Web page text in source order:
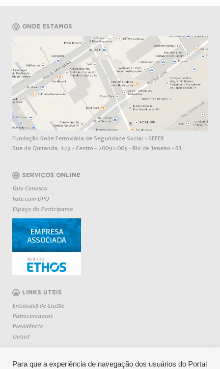
ONDE ESTAMOS
Fundação Rede Ferroviária de Seguridade Social - REFER
Rua da Quitanda, 173 - Centro - 20091-005 - Rio de Janeiro - RJ.
SERVIÇOS ONLINE
Fale Conosco
Fale com DPO
Espaço do Participante
LINKS UTEIS
Entidades de Classe
Patrocinadoras
Previdência
Outros
Para que a experiência de navegação dos usuários do Portal